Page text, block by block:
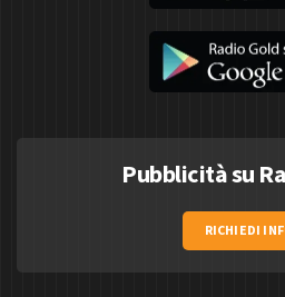
Pubblicità su
RICHIEDI